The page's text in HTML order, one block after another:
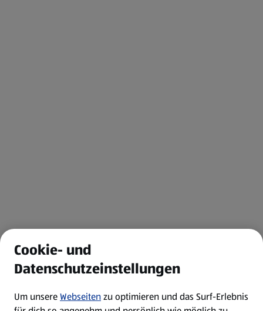
Cookie- und
Datenschutzeinstellungen
Um unsereWebseitenzu optimieren und das Surf-Erlebnis